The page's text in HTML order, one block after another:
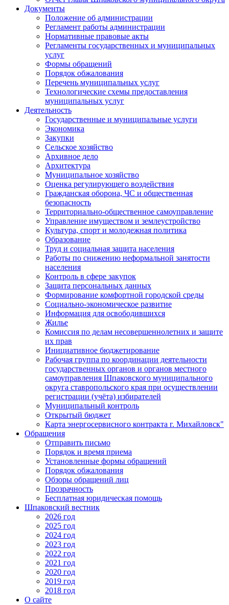
Документы
Положение об администрации
Регламент работы администрации
Нормативные правовые акты
Регламенты государственных и муниципальных
услуг
Формы обращений
Порядок обжалования
Перечень муниципальных услуг
Технологические схемы предоставления
муниципальных услуг
Деятельность
Государственные и муниципальные услуги
Экономика
Закупки
Сельское хозяйство
Архивное дело
Архитектура
Муниципальное хозяйство
Оценка регулирующего воздействия
Гражданская оборона, ЧС и общественная
безопасность
Территориально-общественное самоуправление
Управление имуществом и землеустройство
Культура, спорт и молодежная политика
Образование
Труд и социальная защита населения
Работы по снижению неформальной занятости
населения
Контроль в сфере закупок
Защита персональных данных
Формирование комфортной городской среды
Социально-экономическое развитие
Информация для освободившихся
Жилье
Комиссия по делам несовершеннолетних и защите
их прав
Инициативное бюджетирование
Рабочая группа по координации деятельности
государственных органов и органов местного
самоуправления Шпаковского муниципального
округа ставропольского края при осуществлении
регистрации (учёта) избирателей
Муниципальный контроль
Открытый бюджет
Карта энергосервисного контракта г. Михайловск"
Обращения
Отправить письмо
Порядок и время приема
Установленные формы обращений
Порядок обжалования
Обзоры обращений лиц
Прозрачность
Бесплатная юридическая помощь
Шпаковский вестник
2026 год
2025 год
2024 год
2023 год
2022 год
2021 год
2020 год
2019 год
2018 год
О сайте